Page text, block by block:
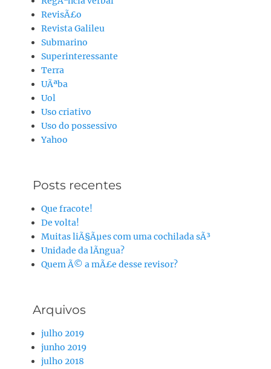
RevisÃ£o
Revista Galileu
Submarino
Superinteressante
Terra
UÃªba
Uol
Uso criativo
Uso do possessivo
Yahoo
Posts recentes
Que fracote!
De volta!
Muitas liÃ§Ãµes com uma cochilada sÃ³
Unidade da lÃ­ngua?
Quem Ã© a mÃ£e desse revisor?
Arquivos
julho 2019
junho 2019
julho 2018